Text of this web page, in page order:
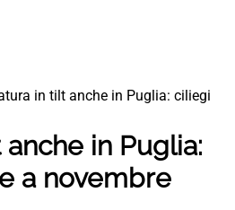
in tilt anche in Puglia: ciliegi
in Puglia:
a novembre